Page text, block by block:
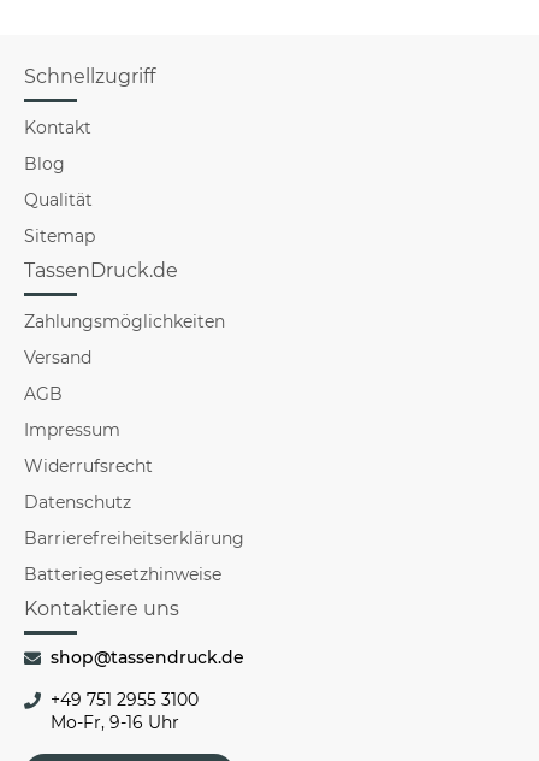
Schnellzugriff
Kontakt
Blog
Qualität
Sitemap
TassenDruck.de
Zahlungsmöglichkeiten
Versand
AGB
Impressum
Widerrufsrecht
Datenschutz
Barrierefreiheitserklärung
Batteriegesetzhinweise
Kontaktiere uns
shop@tassendruck.de
+49 751 2955 3100
Mo-Fr, 9-16 Uhr